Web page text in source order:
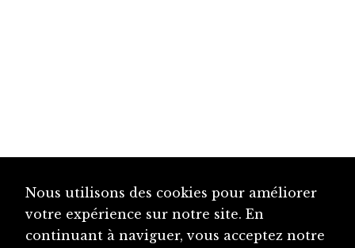
Nous utilisons des cookies pour améliorer
votre expérience sur notre site. En
continuant à naviguer, vous acceptez notre